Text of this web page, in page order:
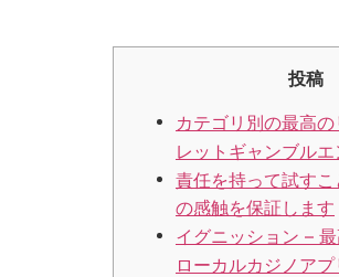
投稿
カテゴリ別の最高
レットギャンブル
責任を持って試す
の感触を保証します
イグニッション –
ローカルカジノア